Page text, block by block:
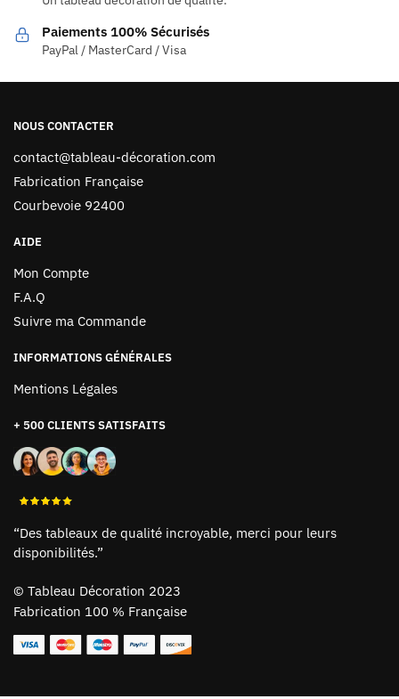
Paiements 100% Sécurisés
PayPal / MasterCard / Visa
NOUS CONTACTER
contact@tableau-décoration.com
Fabrication Française
Courbevoie 92400
AIDE
Mon Compte
F.A.Q
Suivre ma Commande
INFORMATIONS GÉNÉRALES
Mentions Légales
+ 500 CLIENTS SATISFAITS
“Des tableaux de qualité incroyable, merci pour leurs
disponibilités.”
© Tableau Décoration 2023
Fabrication 100 % Française